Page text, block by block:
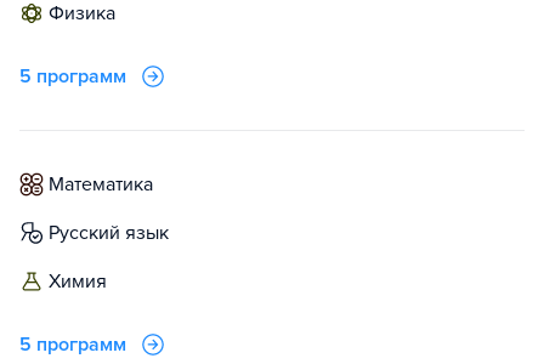
физика
5 программ
математика
русский язык
химия
5 программ